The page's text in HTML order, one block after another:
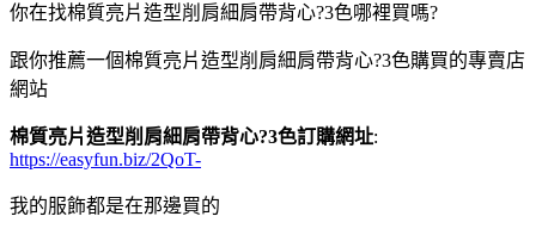
你在找棉質亮片造型削肩細肩帶背心?3色哪裡買嗎?
跟你推薦一個棉質亮片造型削肩細肩帶背心?3色購買的專賣店
網站
棉質亮片造型削肩細肩帶背心?3色訂購網址:
https://easyfun.biz/2QoT-
我的服飾都是在那邊買的